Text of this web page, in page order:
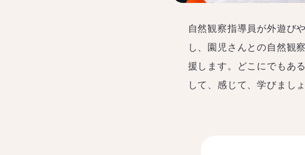
自然観察指導員が外遊び
し、園児さんとの自然観
援します。どこにでもあ
して、感じて、学びましょ